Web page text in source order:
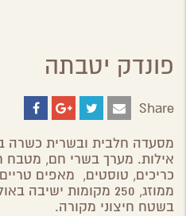
פונדק יטבתה
Share
מסעדה חלבית ובשרית כשרה
אילות. מערך בשרי חם, מטבח
כריכים, טוסטים, מאפים
בשטח חיצוני מקורה.